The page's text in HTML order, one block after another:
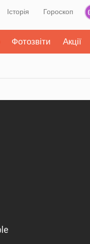
Історія Гороскоп
Фотозвіти Акції